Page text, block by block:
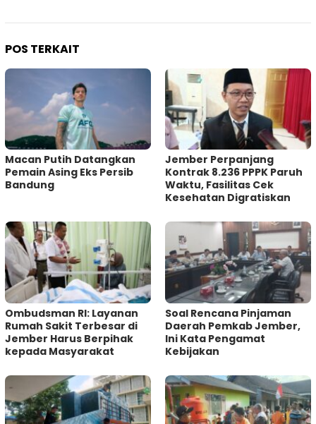
POS TERKAIT
Macan Putih Datangkan
Pemain Asing Eks Persib
Bandung
Jember Perpanjang
Kontrak 8.236 PPPK Paruh
Waktu, Fasilitas Cek
Kesehatan Digratiskan
Ombudsman RI: Layanan
Rumah Sakit Terbesar di
Jember Harus Berpihak
kepada Masyarakat
‎Soal Rencana Pinjaman
Daerah Pemkab Jember,
Ini Kata Pengamat
Kebijakan ‎